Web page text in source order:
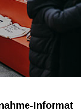
Informat